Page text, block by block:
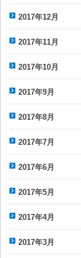
2017年12月
2017年11月
2017年10月
2017年9月
2017年8月
2017年7月
2017年6月
2017年5月
2017年4月
2017年3月